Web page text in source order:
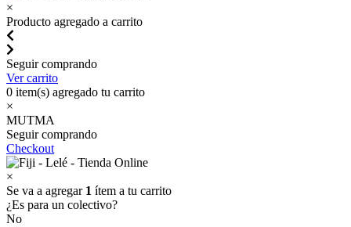
×
Producto agregado a carrito
Seguir comprando
Ver carrito
0 item(s) agregado tu carrito
×
MUTMA
Seguir comprando
Checkout
×
Se va a agregar 1 ítem a tu carrito
¿Es para un colectivo?
No